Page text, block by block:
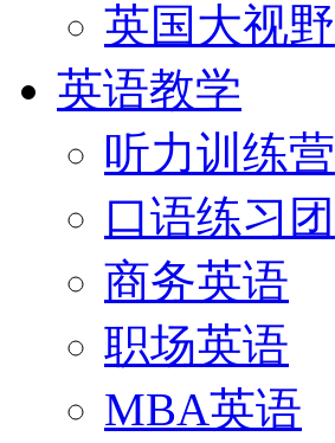
英国大视野
英语教学
听力训练营
口语练习团
商务英语
职场英语
MBA英语